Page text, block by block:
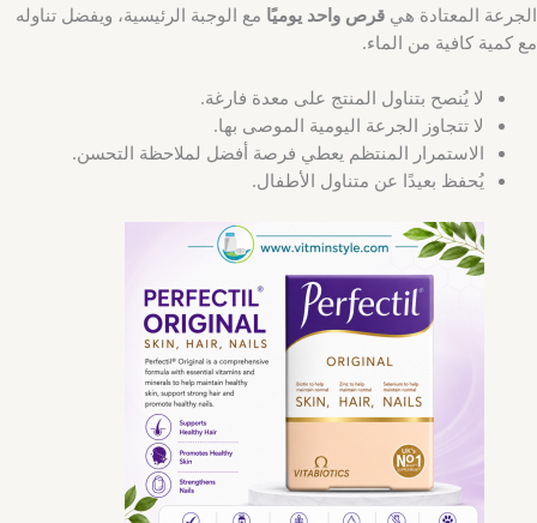
الجرعة المعتادة هي قرص واحد يوميًا مع الوجبة الرئيسية، ويفضل تناوله
مع كمية كافية من الماء.
لا يُنصح بتناول المنتج على معدة فارغة.
لا تتجاوز الجرعة اليومية الموصى بها.
الاستمرار المنتظم يعطي فرصة أفضل لملاحظة التحسن.
يُحفظ بعيدًا عن متناول الأطفال.